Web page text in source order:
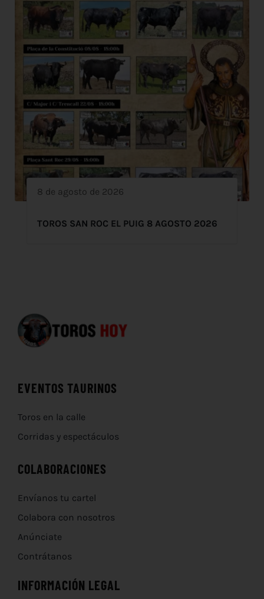
8 de agosto de 2026
TOROS SAN ROC EL PUIG 8 AGOSTO 2026
EVENTOS TAURINOS
Toros en la calle
Corridas y espectáculos
COLABORACIONES
Envíanos tu cartel
Colabora con nosotros
Anúnciate
Contrátanos
INFORMACIÓN LEGAL